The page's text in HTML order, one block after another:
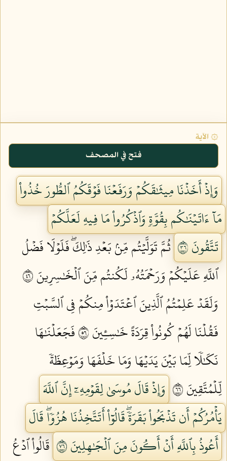
۞ الآية
فتح في المصحف
وَإِذۡ أَخَذۡنَا مِيثَٰقَكُمۡ وَرَفَعۡنَا فَوۡقَكُمُ ٱلطُّورَ خُذُواْ
مَآ ءَاتَيۡنَٰكُم بِقُوَّةٖ وَٱذۡكُرُواْ مَا فِيهِ لَعَلَّكُمۡ
تَتَّقُونَ ٦٣
ثُمَّ تَوَلَّيۡتُم مِّنۢ بَعۡدِ ذَٰلِكَۖ فَلَوۡلَا فَضۡلُ
ٱللَّهِ عَلَيۡكُمۡ وَرَحۡمَتُهُۥ لَكُنتُم مِّنَ ٱلۡخَٰسِرِينَ ٦٤
وَلَقَدۡ عَلِمۡتُمُ ٱلَّذِينَ ٱعۡتَدَوۡاْ مِنكُمۡ فِي ٱلسَّبۡتِ
فَقُلۡنَا لَهُمۡ كُونُواْ قِرَدَةً خَٰسِـِٔينَ ٦٥
فَجَعَلۡنَٰهَا
نَكَٰلٗا لِّمَا بَيۡنَ يَدَيۡهَا وَمَا خَلۡفَهَا وَمَوۡعِظَةٗ
لِّلۡمُتَّقِينَ ٦٦
وَإِذۡ قَالَ مُوسَىٰ لِقَوۡمِهِۦٓ إِنَّ ٱللَّهَ
يَأۡمُرُكُمۡ أَن تَذۡبَحُواْ بَقَرَةٗۖ قَالُوٓاْ أَتَتَّخِذُنَا هُزُوٗاۖ قَالَ
أَعُوذُ بِٱللَّهِ أَنۡ أَكُونَ مِنَ ٱلۡجَٰهِلِينَ ٦٧
قَالُواْ ٱدۡعُ